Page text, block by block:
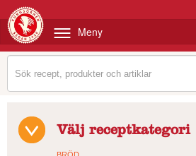
Meny
Välj receptkategori